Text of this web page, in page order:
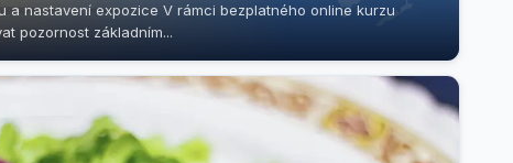
a nastavení expozice V rámci bezplatného online kurzu
pozornost základním...